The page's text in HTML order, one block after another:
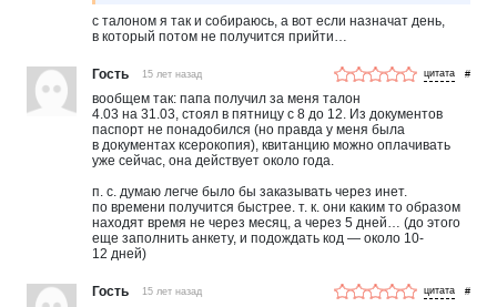
с талоном я так и собираюсь, а вот если назначат день,
в который потом не получится прийти…
Гость 15 лет назад #
вообщем так: папа получил за меня талон
4.03 на 31.03, стоял в пятницу с 8 до 12. Из документов
паспорт не понадобился (но правда у меня была
в документах ксерокопия), квитанцию можно оплачивать
уже сейчас, она действует около года.
п. с. думаю легче было бы заказывать через инет.
по времени получится быстрее. т. к. они каким то образом
находят время не через месяц, а через 5 дней… (до этого
еще заполнить анкету, и подождать код — около 10-
12 дней)
Гость 15 лет назад #